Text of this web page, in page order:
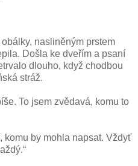
nasliněným prstem
Došla ke dveřím a psaní
dlouho, když chodbou
stráž.
To jsem zvědavá, komu to
komu by mohla napsat. Vždyť